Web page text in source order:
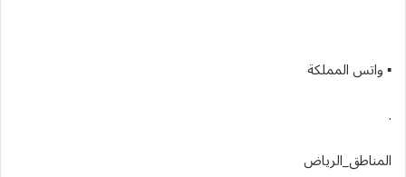
▪︎ واتس المملكة
.
المناطق_الرياض